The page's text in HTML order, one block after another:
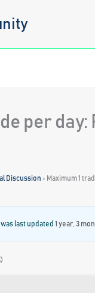
per
Discussion › Maximum 1
last updated 1 year, 3